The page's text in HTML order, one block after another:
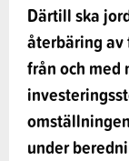
Därtill ska
återbäring
från och med
under